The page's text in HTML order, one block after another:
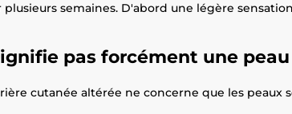
semaines. D'abord une légère
pas forcément une
cutanée altérée ne concerne que les peaux